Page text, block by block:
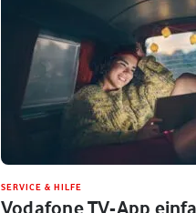
SERVICE & HILFE
Vodafone TV-App